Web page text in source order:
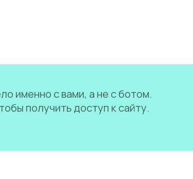
именно с вами, а не с ботом.
получить доступ к сайту.